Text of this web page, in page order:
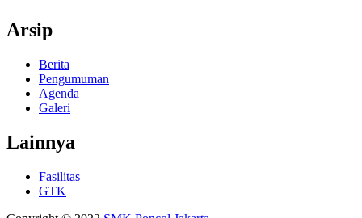
Arsip
Berita
Pengumuman
Agenda
Galeri
Lainnya
Fasilitas
GTK